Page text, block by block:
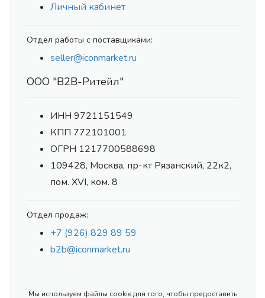
Личный кабинет
Отдел работы с поставщиками:
seller@iconmarket.ru
ООО "В2В-Ритейл"
ИНН 9721151549
КПП 772101001
ОГРН 1217700588698
109428, Москва, пр-кт Рязанский, 22к2,
пом. XVI, ком. 8
Отдел продаж:
+7 (926) 829 89 59
b2b@iconmarket.ru
Мы используем файлы cookie для того, чтобы предоставить